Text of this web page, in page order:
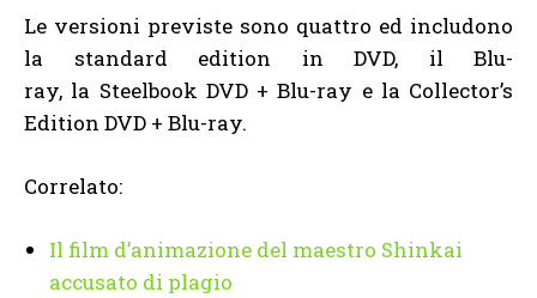
Le versioni previste sono quattro ed includono
la standard edition in DVD, il Blu-
ray, la Steelbook DVD + Blu-ray e la Collector’s
Edition DVD + Blu-ray.
Correlato:
Il film d’animazione del maestro Shinkai
accusato di plagio